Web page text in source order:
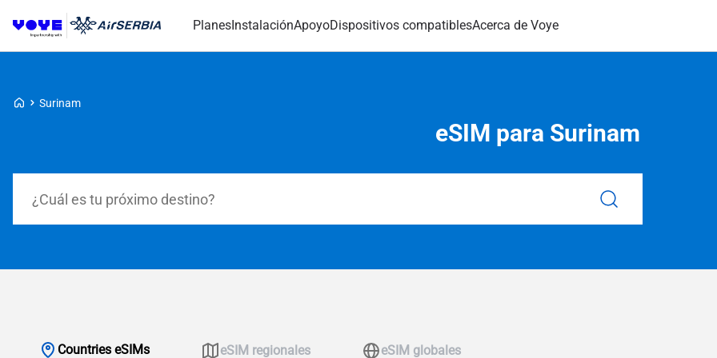
PlanesInstalaciónApoyoDispositivos compatiblesAcerca de Voye
Voye Homepage
Surinam
eSIM para Surinam
Countries eSIMs eSIM regionales eSIM globales